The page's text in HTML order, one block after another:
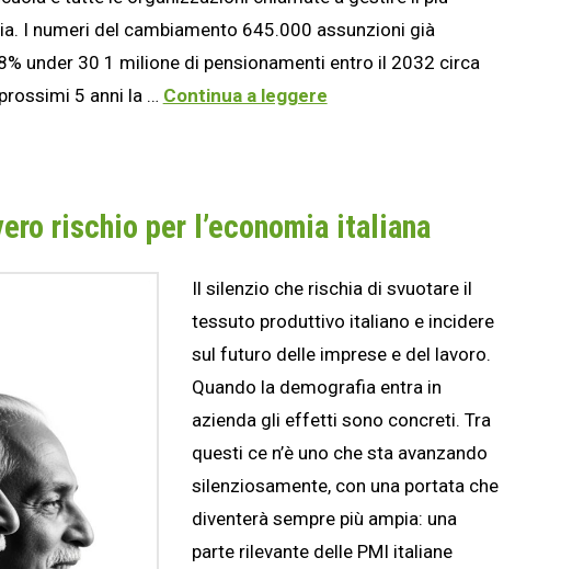
I numeri del cambiamento 645.000 assunzioni già
under 30 1 milione di pensionamenti entro il 2032 circa
5 anni la … Continua a leggere
rischio per l’economia italiana
Il silenzio che rischia di svuotare il
tessuto produttivo italiano e incidere
sul futuro delle imprese e del lavoro.
Quando la demografia entra in
azienda gli effetti sono concreti. Tra
questi ce n’è uno che sta avanzando
silenziosamente, con una portata che
diventerà sempre più ampia: una
parte rilevante delle PMI italiane